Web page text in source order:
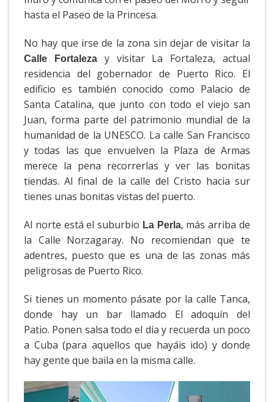
hasta el Paseo de la Princesa.
No hay que irse de la zona sin dejar de visitar la
Calle Fortalezay visitar La Fortaleza, actual
residencia del gobernador de Puerto Rico. El
edificio es también conocido como Palacio de
Santa Catalina, que junto con todo el viejo san
Juan, forma parte del patrimonio mundial de la
humanidad de la UNESCO. La calle San Francisco
y todas las que envuelven la Plaza de Armas
merece la pena recorrerlas y ver las bonitas
tiendas. Al final de la calle del Cristo hacia sur
tienes unas bonitas vistas del puerto.
Al norte está el suburbio La Perla, más arriba de
la Calle Norzagaray. No recomiendan que te
adentres, puesto que es una de las zonas más
peligrosas de Puerto Rico.
Si tienes un momento pásate por la calle Tanca,
donde hay un bar llamado El adoquín del
Patio. Ponen salsa todo el día y recuerda un poco
a Cuba (para aquellos que hayáis ido) y donde
hay gente que baila en la misma calle.